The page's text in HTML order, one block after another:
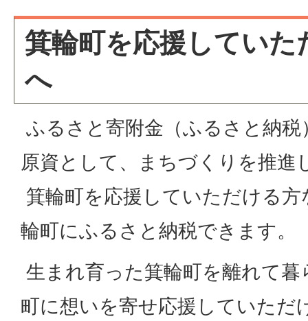
箕輪町を応援してい
へ
ふるさと寄附金（ふるさと納
原資として、まちづくりを推進
箕輪町を応援していただける
輪町にふるさと納税できます。
生まれ育った箕輪町を離れて
町に想いを寄せ応援していただ